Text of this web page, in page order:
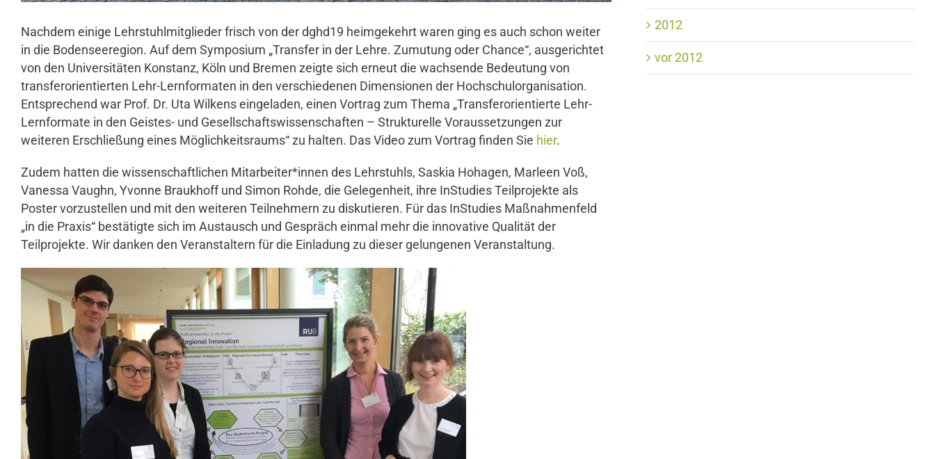
Nachdem einige Lehrstuhlmitglieder frisch von der dghd19 heimgekehrt waren ging es auch schon weiter
in die Bodenseeregion. Auf dem Symposium „Transfer in der Lehre. Zumutung oder Chance“, ausgerichtet
von den Universitäten Konstanz, Köln und Bremen zeigte sich erneut die wachsende Bedeutung von
transferorientierten Lehr-Lernformaten in den verschiedenen Dimensionen der Hochschulorganisation.
Entsprechend war Prof. Dr. Uta Wilkens eingeladen, einen Vortrag zum Thema „Transferorientierte Lehr-
Lernformate in den Geistes- und Gesellschaftswissenschaften – Strukturelle Voraussetzungen zur
weiteren Erschließung eines Möglichkeitsraums“ zu halten. Das Video zum Vortrag finden Sie hier.
Zudem hatten die wissenschaftlichen Mitarbeiter*innen des Lehrstuhls, Saskia Hohagen, Marleen Voß,
Vanessa Vaughn, Yvonne Braukhoff und Simon Rohde, die Gelegenheit, ihre InStudies Teilprojekte als
Poster vorzustellen und mit den weiteren Teilnehmern zu diskutieren. Für das InStudies Maßnahmenfeld
„in die Praxis“ bestätigte sich im Austausch und Gespräch einmal mehr die innovative Qualität der
Teilprojekte. Wir danken den Veranstaltern für die Einladung zu dieser gelungenen Veranstaltung.
2012
vor 2012